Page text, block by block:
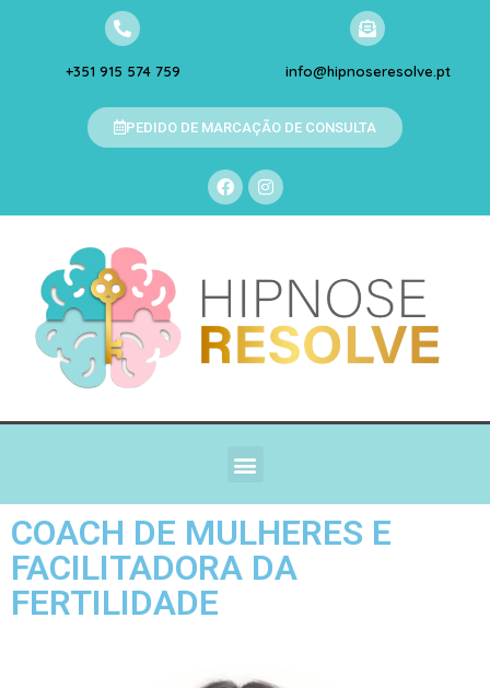
+351 915 574 759 info@hipnoseresolve.pt
PEDIDO DE MARCAÇÃO DE CONSULTA
COACH DE MULHERES E
FACILITADORA DA
FERTILIDADE